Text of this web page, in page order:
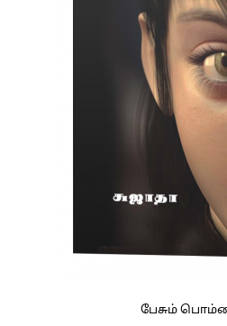
பேசும்